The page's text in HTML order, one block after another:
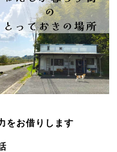
をお借りします